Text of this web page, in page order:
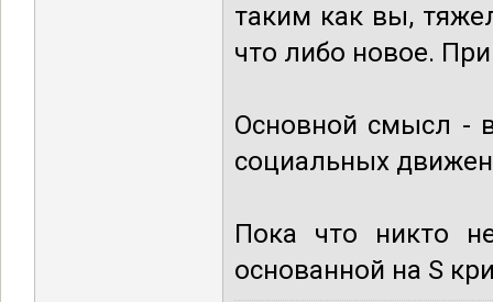
таким как вы,
что либо новое.
Основной смысл -
социальных
Пока что никто
основанной на S